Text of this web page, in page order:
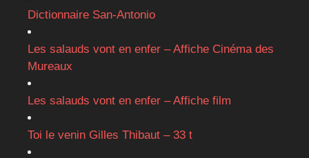
Dictionnaire San-Antonio
Les salauds vont en enfer – Affiche Cinéma des
Mureaux
Les salauds vont en enfer – Affiche film
Toi le venin Gilles Thibaut – 33 t